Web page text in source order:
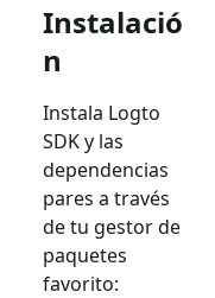
Instalació
n
Instala Logto
SDK y las
dependencias
pares a través
de tu gestor de
paquetes
favorito: